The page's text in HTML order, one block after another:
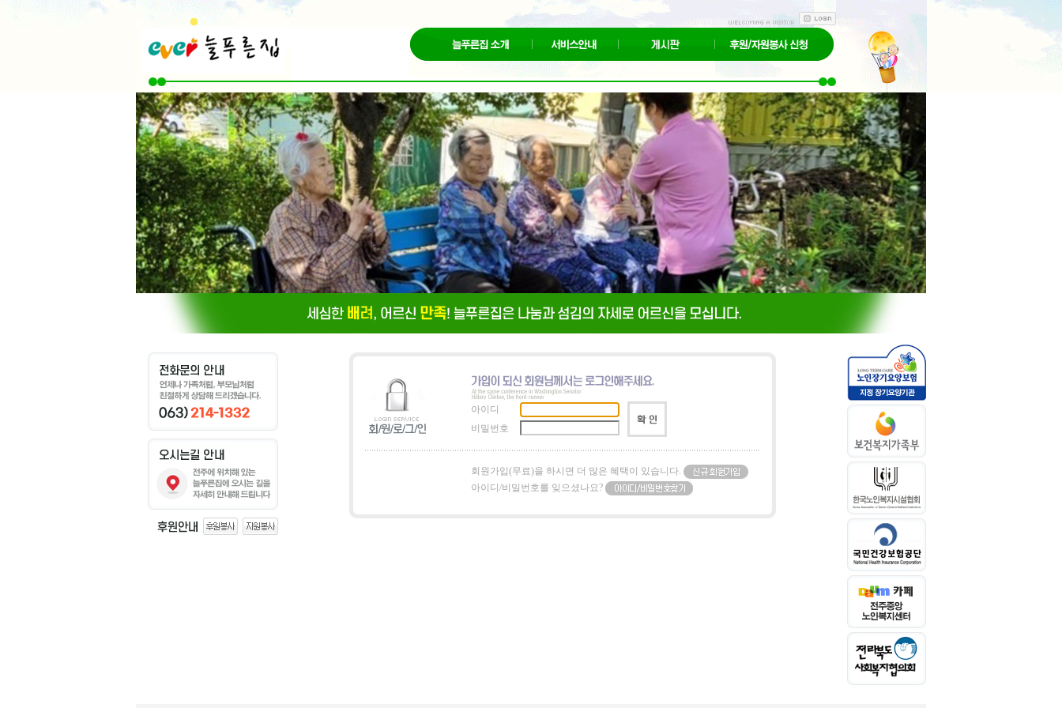
아이디
비밀번호
회원가입(무료)을 하시면 더 많은 혜택이 있습니다.
아이디/비밀번호를 잊으셨나요?